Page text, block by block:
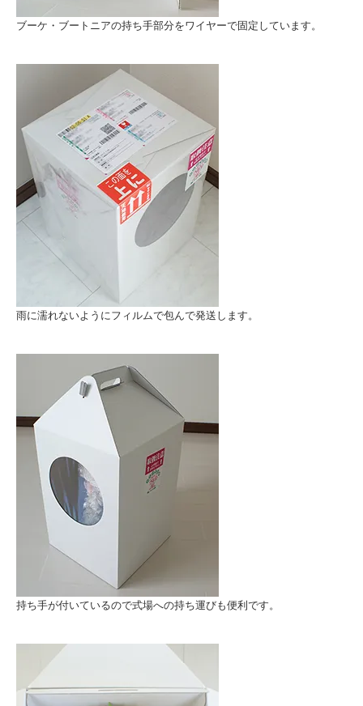
ブーケ・ブートニアの持ち手部分をワイヤーで固定しています。
雨に濡れないようにフィルムで包んで発送します。
持ち手が付いているので式場への持ち運びも便利です。